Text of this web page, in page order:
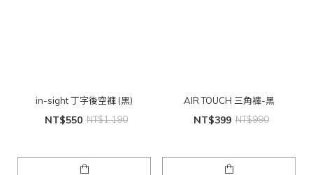
in-sight 丁字後空褲 (黑)
NT$550 NT$1,190
AIR TOUCH 三角褲-黑
NT$399 NT$990